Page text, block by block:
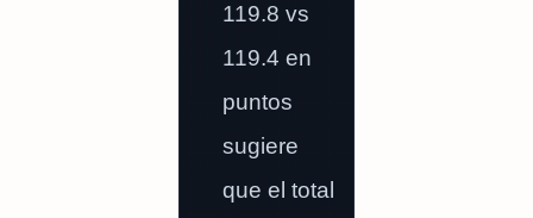
119.8 vs
119.4 en
puntos
sugiere
que el total